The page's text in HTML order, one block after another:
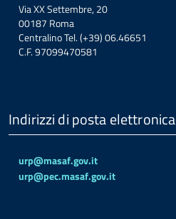
Via XX Settembre, 20
00187 Roma
Centralino Tel. (+39) 06.46651
C.F. 97099470581
Indirizzi di posta elettronica
urp@masaf.gov.it
urp@pec.masaf.gov.it